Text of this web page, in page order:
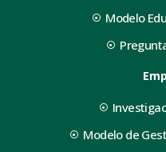
Modelo
Modelo de